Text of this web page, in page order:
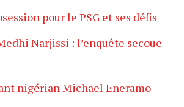
pour le PSG et ses défis
Narjissi : l’enquête secoue
nigérian Michael Eneramo